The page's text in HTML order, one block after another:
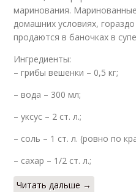
маринования.
домашних условиях,
продаются в баночках в
Ингредиенты:
– грибы вешенки – 0,5 кг;
– вода – 300 мл;
– уксус – 2 ст. л.;
– соль – 1 ст. л. (ровно по
– сахар – 1/2 ст. л.;
Читать дальше →